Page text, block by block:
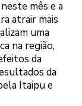
mês e a
atrair mais
uma
na região,
da
da
Itaipu e